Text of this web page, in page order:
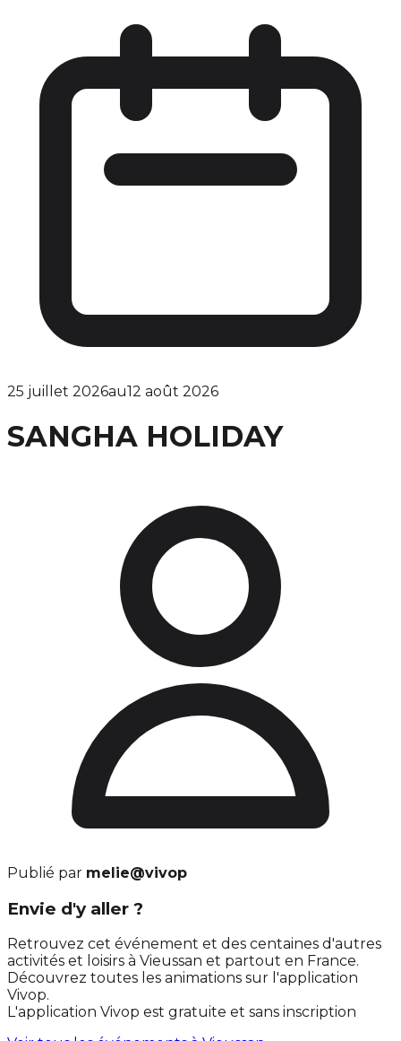
25 juillet 2026au12 août 2026
SANGHA HOLIDAY
Publié par melie@vivop
Envie d'y aller ?
Retrouvez cet événement et des centaines d'autres
activités et loisirs à Vieussan et partout en France.
Découvrez toutes les animations sur l'application
Vivop.
L'application Vivop est gratuite et sans inscription